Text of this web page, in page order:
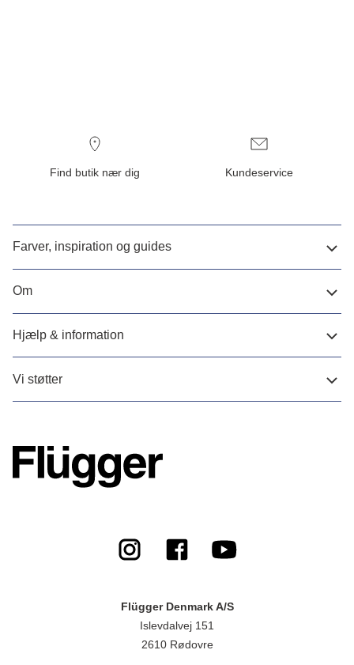
Find butik nær dig Kundeservice
Farver, inspiration og guides
Om
Hjælp & information
Vi støtter
Flügger Denmark A/S
Islevdalvej 151
2610 Rødovre